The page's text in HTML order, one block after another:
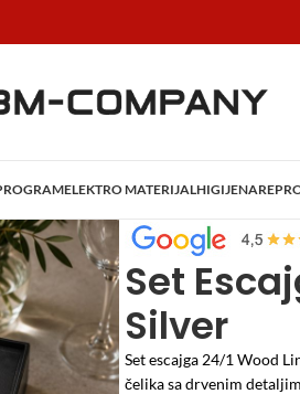
ELEKTRO MATERIJALHIGIJENA
Početna/Posuđe /
Set
Silver
Set escajga 24/1 Wood
čelika sa drvenim